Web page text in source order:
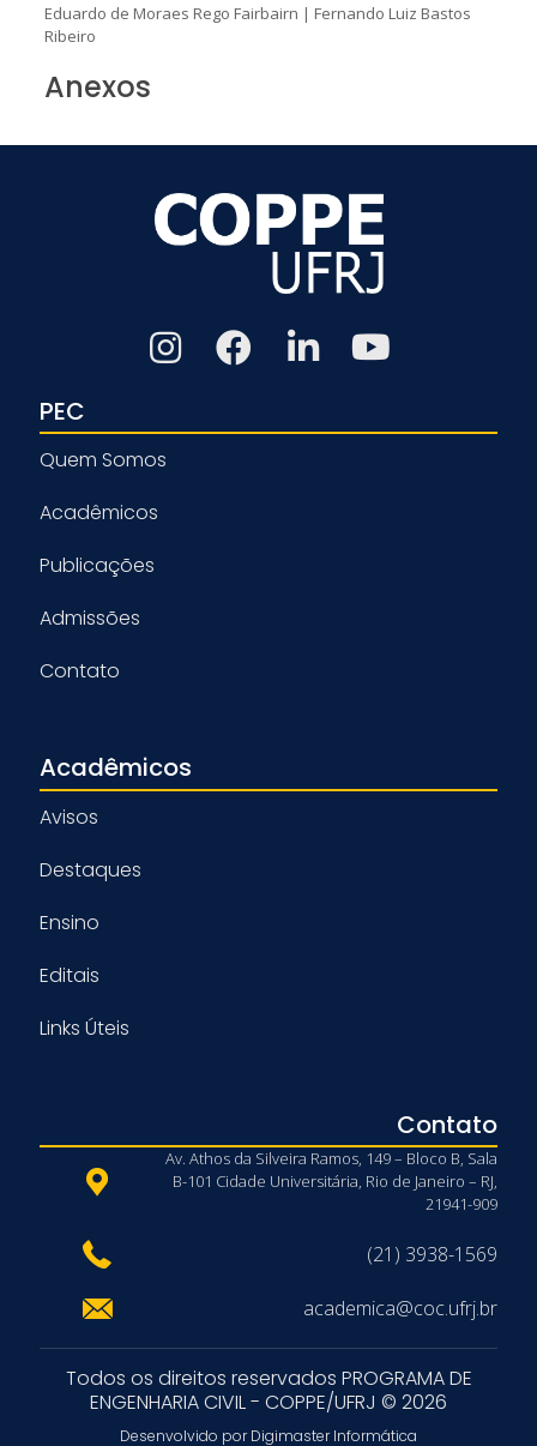
Eduardo de Moraes Rego Fairbairn | Fernando Luiz Bastos
Ribeiro
Anexos
PEC
Quem Somos
Acadêmicos
Publicações
Admissões
Contato
Acadêmicos
Avisos
Destaques
Ensino
Editais
Links Úteis
Contato
Av. Athos da Silveira Ramos, 149 – Bloco B, Sala
B-101 Cidade Universitária, Rio de Janeiro – RJ,
21941-909
(21) 3938-1569
academica@coc.ufrj.br
Todos os direitos reservados PROGRAMA DE
ENGENHARIA CIVIL - COPPE/UFRJ © 2026
Desenvolvido por Digimaster Informática